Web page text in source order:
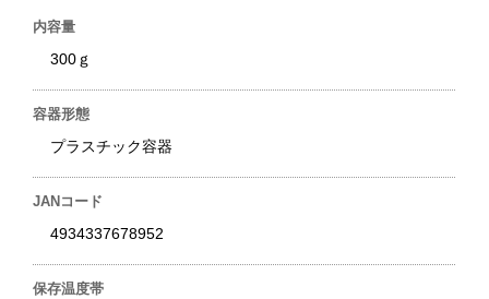
内容量
300ｇ
容器形態
プラスチック容器
JANコード
4934337678952
保存温度帯